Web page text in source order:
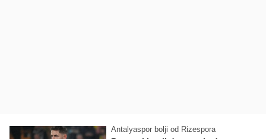
Antalyaspor bolji od Rizespora